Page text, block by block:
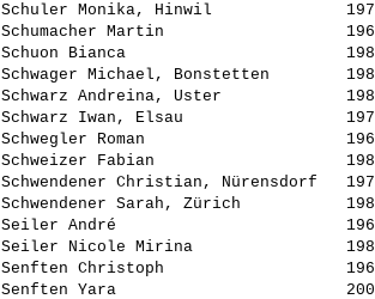
Schuler Monika, Hinwil
Schumacher Martin
Schuon Bianca
Schwager Michael, Bonstetten
Schwarz Andreina, Uster
Schwarz Iwan, Elsau
Schwegler Roman
Schweizer Fabian
Schwendener Christian, Nürensdorf
Schwendener Sarah, Zürich
Seiler André
Seiler Nicole Mirina
Senften Christoph
Senften Yara